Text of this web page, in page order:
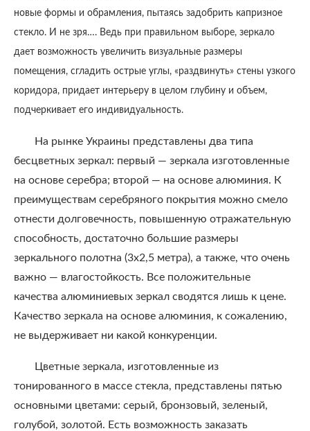
новые формы и обрамления, пытаясь задобрить капризное
стекло. И не зря…. Ведь при правильном выборе, зеркало
дает возможность увеличить визуальные размеры
помещения, сгладить острые углы, «раздвинуть» стены узкого
коридора, придает интерьеру в целом глубину и объем,
подчеркивает его индивидуальность.
На рынке Украины представлены два типа
бесцветных зеркал: первый — зеркала изготовленные
на основе серебра; второй — на основе алюминия. К
преимуществам серебряного покрытия можно смело
отнести долговечность, повышенную отражательную
способность, достаточно большие размеры
зеркального полотна (3х2,5 метра), а также, что очень
важно — влагостойкость. Все положительные
качества алюминиевых зеркал сводятся лишь к цене.
Качество зеркала на основе алюминия, к сожалению,
не выдерживает ни какой конкуренции.
Цветные зеркала, изготовленные из
тонированного в массе стекла, представлены пятью
основными цветами: серый, бронзовый, зеленый,
голубой, золотой. Есть возможность заказать